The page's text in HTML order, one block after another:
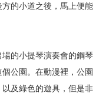
的小道之後，馬上便能
的小提琴演奏會的鋼琴
公園。在動漫裡，公園
及綠色的遊具，但是非